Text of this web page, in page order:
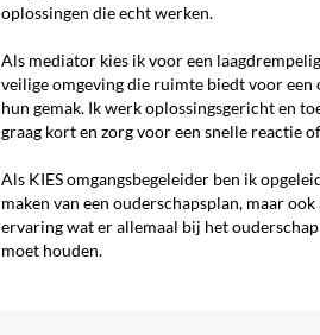
oplossingen die echt werken.
Als mediator kies ik voor een
veilige omgeving die ruimte biedt voor een
hun gemak. Ik werk oplossingsgericht en
graag kort en zorg voor een snelle reactie
Als KIES omgangsbegeleider ben ik
maken van een ouderschapsplan, maar
ervaring wat er allemaal bij het
moet houden.